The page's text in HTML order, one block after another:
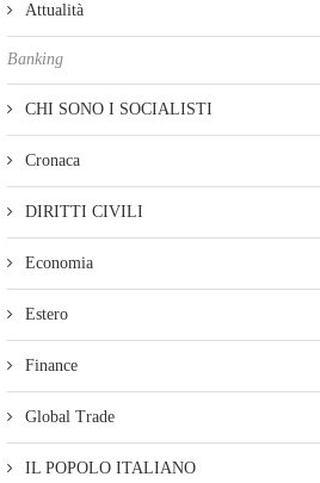
Attualità
Banking
CHI SONO I SOCIALISTI
Cronaca
DIRITTI CIVILI
Economia
Estero
Finance
Global Trade
IL POPOLO ITALIANO